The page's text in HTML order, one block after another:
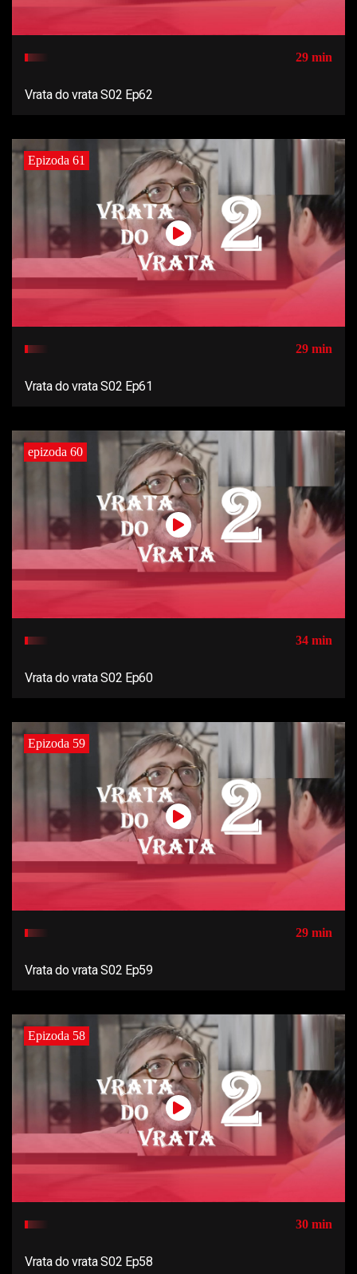
29 min
Vrata do vrata S02 Ep62
Epizoda 61
29 min
Vrata do vrata S02 Ep61
epizoda 60
34 min
Vrata do vrata S02 Ep60
Epizoda 59
29 min
Vrata do vrata S02 Ep59
Epizoda 58
30 min
Vrata do vrata S02 Ep58